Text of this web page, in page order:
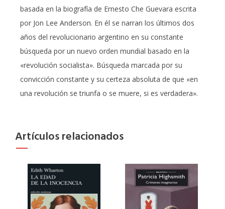
basada en la biografía de Ernesto Che Guevara escrita
por Jon Lee Anderson. En él se narran los últimos dos
años del revolucionario argentino en su constante
búsqueda por un nuevo orden mundial basado en la
«revolución socialista». Búsqueda marcada por su
convicción constante y su certeza absoluta de que «en
una revolución se triunfa o se muere, si es verdadera».
Artículos relacionados